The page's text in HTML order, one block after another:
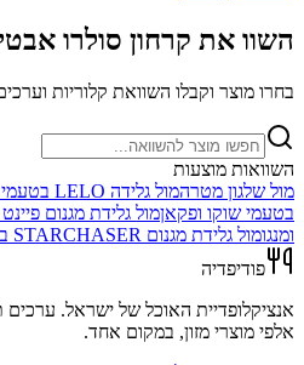
השוו את קרחון סולרו
בחרו מוצר וקבלו השוואת קלוריות
השוואות מוצעות
מול שלגון מטרהמול גלידה LELO בטעמי וניל וחלווה
בטעמי שוקו ופקאןמול
ומנגומול גלידת מגנום STARCHASER בטעם פופקורן וקרמל
פודיפדיה
אנציקלופדיית האוכל של ישראל. ערכים
אלפי מוצרי מזון, במקום אחד.